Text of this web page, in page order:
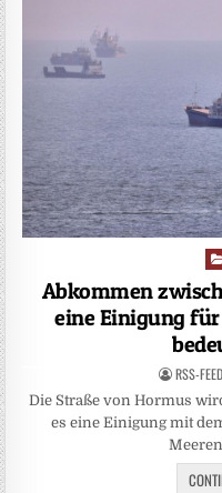
in
Abkommen
eine Einigung
RSS-FEED
Die Straße von Hormus
es eine Einigung mit